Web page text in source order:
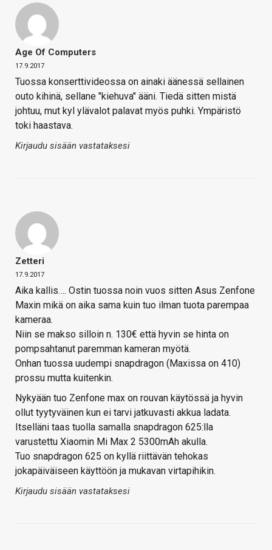
Age Of Computers
17.9.2017
Tuossa konserttivideossa on ainaki äänessä sellainen
outo kihinä, sellane "kiehuva" ääni. Tiedä sitten mistä
johtuu, mut kyl ylävalot palavat myös puhki. Ympäristö
toki haastava.
Kirjaudu sisään vastataksesi
Zetteri
17.9.2017
Aika kallis…. Ostin tuossa noin vuos sitten Asus Zenfone
Maxin mikä on aika sama kuin tuo ilman tuota parempaa
kameraa.
Niin se makso silloin n. 130€ että hyvin se hinta on
pompsahtanut paremman kameran myötä.
Onhan tuossa uudempi snapdragon (Maxissa on 410)
prossu mutta kuitenkin.
Nykyään tuo Zenfone max on rouvan käytössä ja hyvin
ollut tyytyväinen kun ei tarvi jatkuvasti akkua ladata.
Itselläni taas tuolla samalla snapdragon 625:lla
varustettu Xiaomin Mi Max 2 5300mAh akulla.
Tuo snapdragon 625 on kyllä riittävän tehokas
jokapäiväiseen käyttöön ja mukavan virtapihikin.
Kirjaudu sisään vastataksesi